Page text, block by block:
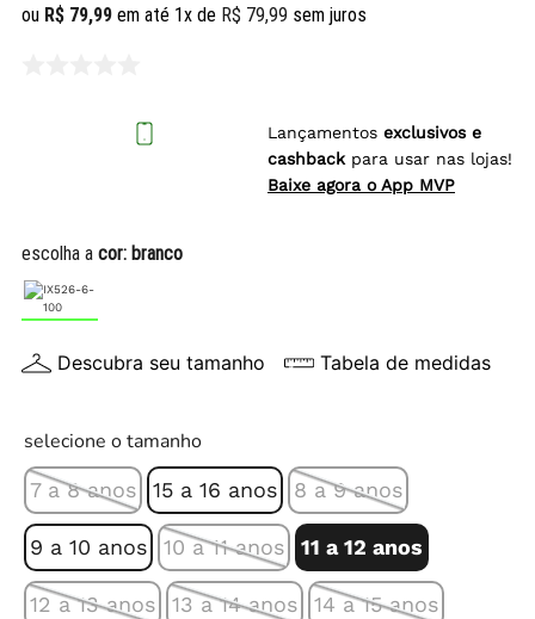
ou R$ 79,99 em até 1x de R$ 79,99 sem juros
Lançamentos exclusivos e
cashback para usar nas lojas!
Baixe agora o App MVP
escolha a cor: branco
Descubra seu tamanho Tabela de medidas
selecione o tamanho
7 a 8 anos 15 a 16 anos 8 a 9 anos
9 a 10 anos 10 a 11 anos 11 a 12 anos
12 a 13 anos 13 a 14 anos 14 a 15 anos